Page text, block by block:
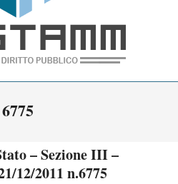
6775
– Sezione III –
12/2011 n.6775